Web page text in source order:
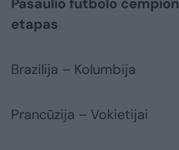
Pasaulio futbolo
etapas
Brazilija – Kolumbija
Prancūzija – Vokietijai